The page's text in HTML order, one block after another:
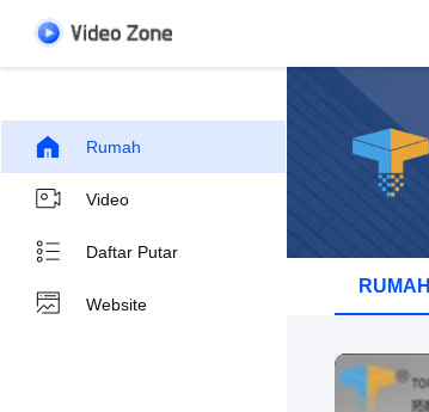
Rumah
Video
Daftar Putar
Website
RUMAH